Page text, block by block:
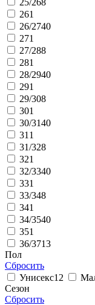
261
26/2740
271
27/288
281
28/2940
291
29/308
301
30/3140
31 1
31/328
321
32/3340
331
33/348
341
34/3540
351
36/3713
Пол
Сбросить
Унисекс12
Сезон
Сбросить